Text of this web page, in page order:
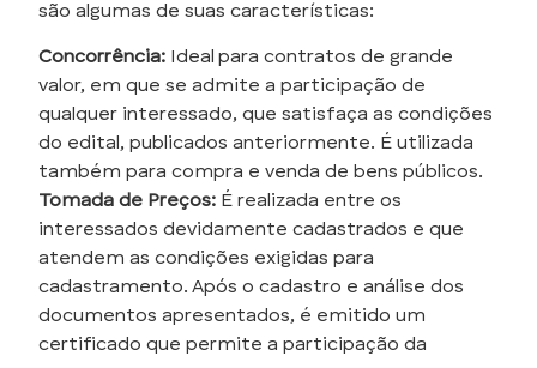
são algumas de suas características:
Concorrência: Ideal para contratos de grande
valor, em que se admite a participação de
qualquer interessado, que satisfaça as condições
do edital, publicados anteriormente. É utilizada
também para compra e venda de bens públicos.
Tomada de Preços: É realizada entre os
interessados devidamente cadastrados e que
atendem as condições exigidas para
cadastramento. Após o cadastro e análise dos
documentos apresentados, é emitido um
certificado que permite a participação da